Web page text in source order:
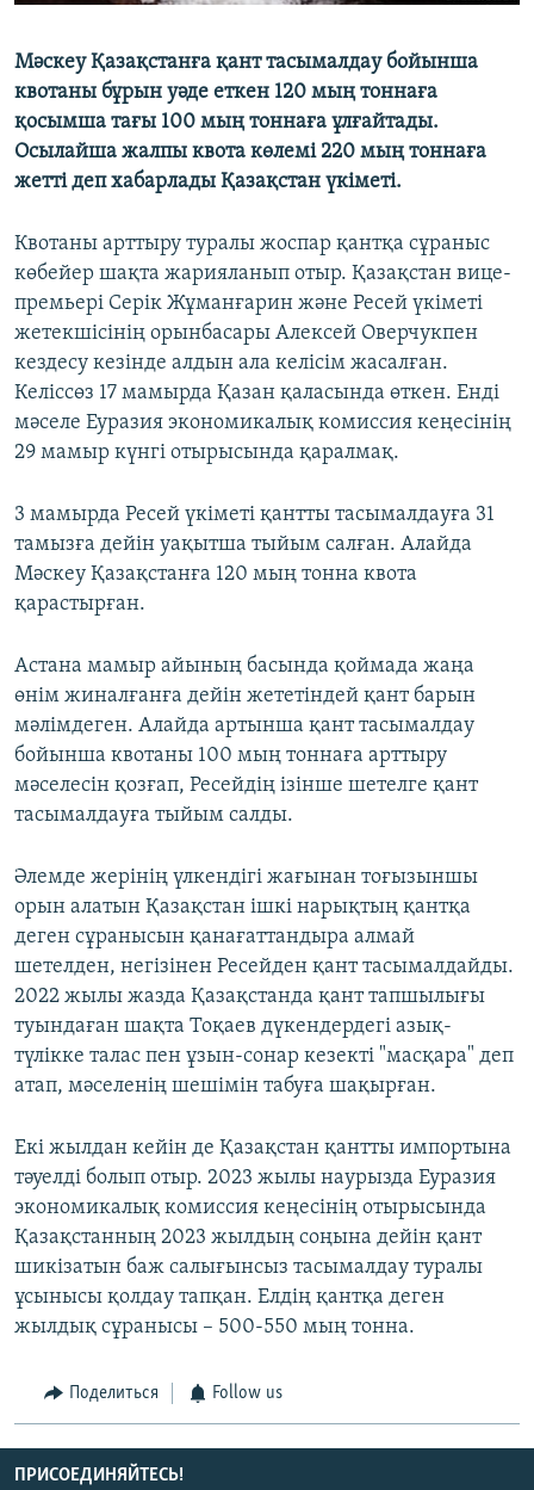
Мәскеу Қазақстанға қант тасымалдау бойынша
квотаны бұрын уәде еткен 120 мың тоннаға
қосымша тағы 100 мың тоннаға ұлғайтады.
Осылайша жалпы квота көлемі 220 мың тоннаға
жетті деп хабарлады Қазақстан үкіметі.
Квотаны арттыру туралы жоспар қантқа сұраныс
көбейер шақта жарияланып отыр. Қазақстан вице-
премьері Серік Жұманғарин және Ресей үкіметі
жетекшісінің орынбасары Алексей Оверчукпен
кездесу кезінде алдын ала келісім жасалған.
Келіссөз 17 мамырда Қазан қаласында өткен. Енді
мәселе Еуразия экономикалық комиссия кеңесінің
29 мамыр күнгі отырысында қаралмақ.
3 мамырда Ресей үкіметі қантты тасымалдауға 31
тамызға дейін уақытша тыйым салған. Алайда
Мәскеу Қазақстанға 120 мың тонна квота
қарастырған.
Астана мамыр айының басында қоймада жаңа
өнім жиналғанға дейін жететіндей қант барын
мәлімдеген. Алайда артынша қант тасымалдау
бойынша квотаны 100 мың тоннаға арттыру
мәселесін қозғап, Ресейдің ізінше шетелге қант
тасымалдауға тыйым салды.
Әлемде жерінің үлкендігі жағынан тоғызыншы
орын алатын Қазақстан ішкі нарықтың қантқа
деген сұранысын қанағаттандыра алмай
шетелден, негізінен Ресейден қант тасымалдайды.
2022 жылы жазда Қазақстанда қант тапшылығы
туындаған шақта Тоқаев дүкендердегі азық-
түлікке талас пен ұзын-сонар кезекті "масқара" деп
атап, мәселенің шешімін табуға шақырған.
Екі жылдан кейін де Қазақстан қантты импортына
тәуелді болып отыр. 2023 жылы наурызда Еуразия
экономикалық комиссия кеңесінің отырысында
Қазақстанның 2023 жылдың соңына дейін қант
шикізатын баж салығынсыз тасымалдау туралы
ұсынысы қолдау тапқан. Елдің қантқа деген
жылдық сұранысы – 500-550 мың тонна.
Поделиться Follow us
ПРИСОЕДИНЯЙТЕСЬ!